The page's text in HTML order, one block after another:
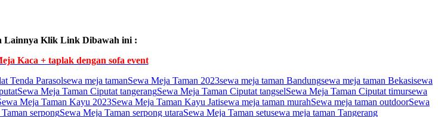
Lainnya Klik Link Dibawah ini :
Kaca + taplak dengan sofa event
Tenda Parasolsewa meja tamanSewa Meja Taman 2023sewa meja taman Bandungsewa meja taman Bekasisewa
Sewa Meja Taman Ciputat tangerangSewa Meja Taman Ciputat tangselSewa Meja Taman Ciputat timursewa
Meja Taman Kayu 2023Sewa Meja Taman Kayu Jatisewa meja taman murahSewa meja taman outdoorSewa
serpongSewa Meja Taman serpong utaraSewa Meja Taman setusewa meja taman Tangerang